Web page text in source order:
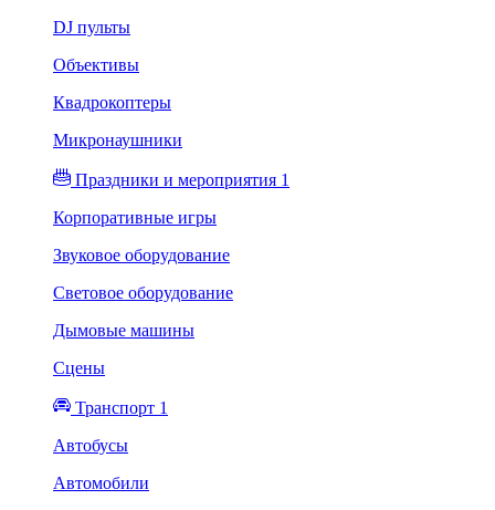
DJ пульты
Объективы
Квадрокоптеры
Микронаушники
Праздники и мероприятия 1
Корпоративные игры
Звуковое оборудование
Световое оборудование
Дымовые машины
Сцены
Транспорт 1
Автобусы
Автомобили